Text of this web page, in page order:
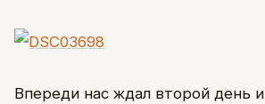
Впереди нас ждал второй день